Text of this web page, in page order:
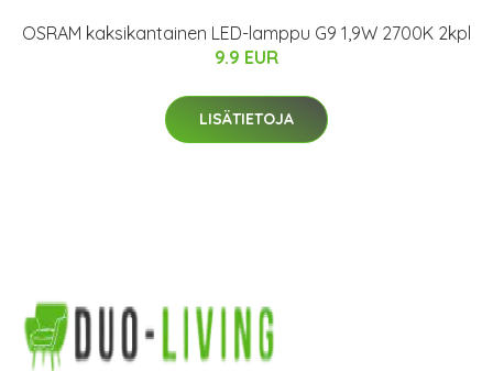
OSRAM kaksikantainen LED-lamppu G9 1,9W 2700K 2kpl
9.9 EUR
LISÄTIETOJA